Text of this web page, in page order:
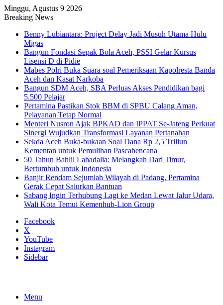
Minggu, Agustus 9 2026
Breaking News
Benny Lubiantara: Project Delay Jadi Musuh Utama Hulu
Migas
Bangun Fondasi Sepak Bola Aceh, PSSI Gelar Kursus
Lisensi D di Pidie
Mabes Polri Buka Suara soal Pemeriksaan Kapolresta Banda
Aceh dan Kasat Narkoba
Bangun SDM Aceh, SBA Perluas Akses Pendidikan bagi
5.500 Pelajar
Pertamina Pastikan Stok BBM di SPBU Calang Aman,
Pelayanan Tetap Normal
Menteri Nusron Ajak BPKAD dan IPPAT Se-Jateng Perkuat
Sinergi Wujudkan Transformasi Layanan Pertanahan
Sekda Aceh Buka-bukaan Soal Dana Rp 2,5 Triliun
Kementan untuk Pemulihan Pascabencana
50 Tahun Bahlil Lahadalia: Melangkah Dari Timur,
Bertumbuh untuk Indonesia
Banjir Rendam Sejumlah Wilayah di Padang, Pertamina
Gerak Cepat Salurkan Bantuan
Sabang Ingin Terhubung Lagi ke Medan Lewat Jalur Udara,
Wali Kota Temui Kemenhub-Lion Group
Facebook
X
YouTube
Instagram
Sidebar
Menu